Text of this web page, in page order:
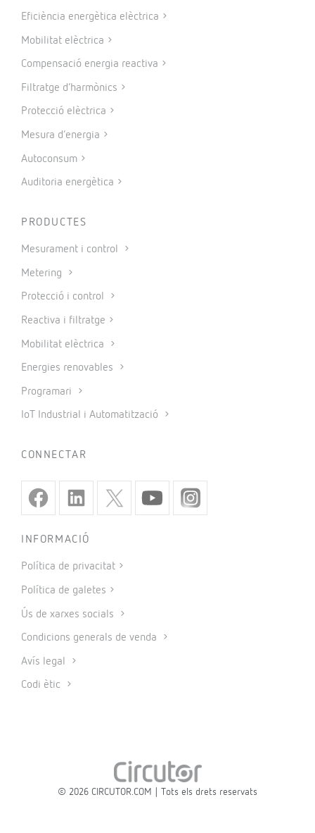
Eficiència energètica elèctrica
Mobilitat elèctrica
Compensació energia reactiva
Filtratge d’harmònics
Protecció elèctrica
Mesura d’energia
Autoconsum
Auditoria energètica
PRODUCTES
Mesurament i control
Metering
Protecció i control
Reactiva i filtratge
Mobilitat elèctrica
Energies renovables
Programari
IoT Industrial i Automatització
CONNECTAR
INFORMACIÓ
Política de privacitat
Política de galetes
Ús de xarxes socials
Condicions generals de venda
Avís legal
Codi ètic
© 2026 CIRCUTOR.COM | Tots els drets reservats